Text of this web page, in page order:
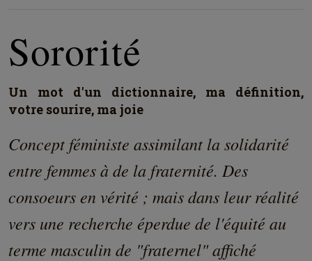
Sororité
Un mot d'un dictionnaire, ma définition,
votre sourire, ma joie
Concept féministe assimilant la solidarité
entre femmes à de la fraternité. Des
consoeurs en vérité ; mais dans leur réalité
vers une recherche éperdue de l'équité au
terme masculin de "fraternel" affiché